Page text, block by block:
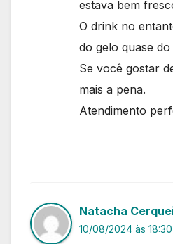
estava bem
O drink no
do gelo quase
Se você gostar
mais a pena.
Atendimento
Natacha
10/08/2024 às 18:30